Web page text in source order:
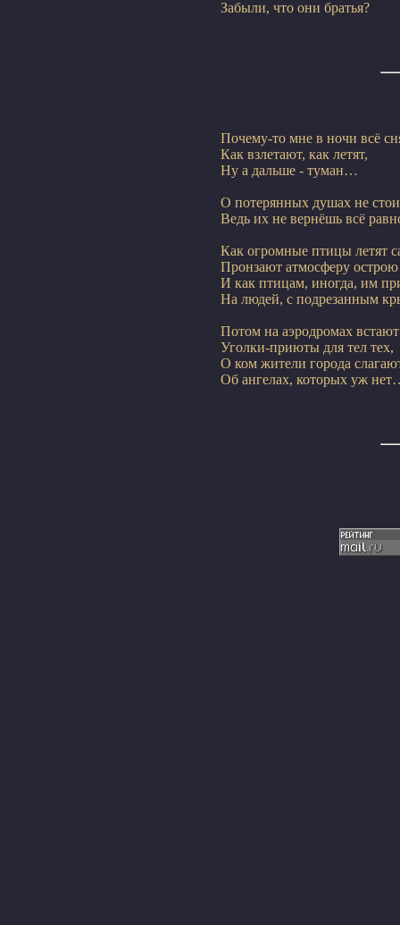
Почему-то мне в ночи всё
Как взлетают, как летят,
Ну а дальше - туман…
О потерянных душах не
Ведь их не вернёшь всё
Как огромные птицы летят
Пронзают атмосферу
И как птицам, иногда, им
На людей, с подрезанным
Потом на аэродромах
Уголки-приюты для тел тех,
О ком жители города